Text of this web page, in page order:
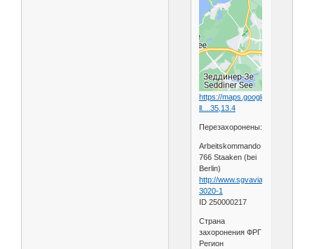
https://maps.google.com/maps?
ll....35,13.4
Перезахоронены:
Arbeitskommando
766 Staaken (bei
Berlin)
http://www.sgvavia.ru/forum/110-
3020-1
ID 250000217
Страна
захоронения ФРГ
Регион